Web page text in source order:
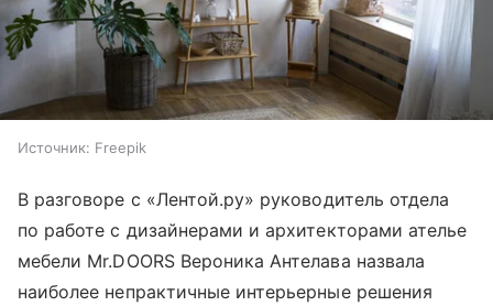
Источник: Freepik
В разговоре с «Лентой.ру» руководитель отдела
по работе с дизайнерами и архитекторами ателье
мебели Mr.DOORS Вероника Антелава назвала
наиболее непрактичные интерьерные решения